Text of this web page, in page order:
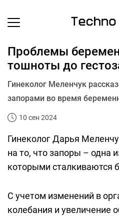
Проблемы
тошноты до
Гинеколог Меленчук
запорами во время
10 сен 2024
Гинеколог Дарья
на то, что запоры – одна
которыми сталкиваются
С учетом изменений в
колебания и увеличение